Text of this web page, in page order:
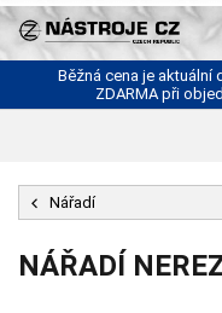
Běžná cena je aktuální
ZDARMA při
Nářadí
NÁŘADÍ